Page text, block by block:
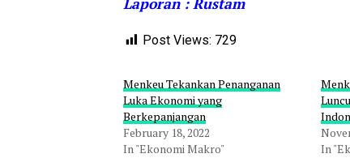
Laporan : Rustam
Post Views: 729
Menkeu Tekankan Penanganan
Luka Ekonomi yang
Berkepanjangan
February 18, 2022
In "Ekonomi Makro"
In